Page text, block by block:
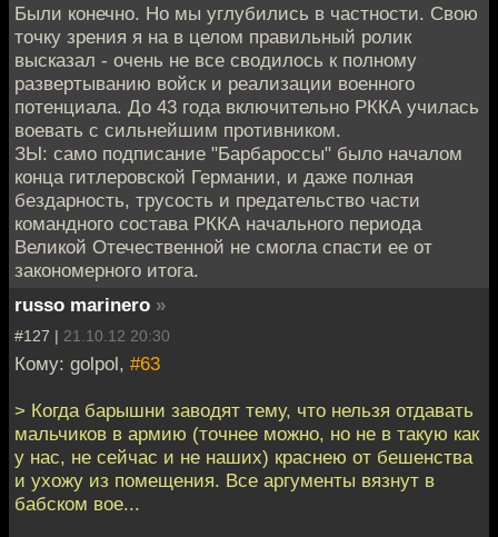
Были конечно. Но мы углубились в частности. Свою
точку зрения я на в целом правильный ролик
высказал - очень не все сводилось к полному
развертыванию войск и реализации военного
потенциала. До 43 года включительно РККА училась
воевать с сильнейшим противником.
ЗЫ: само подписание "Барбароссы" было началом
конца гитлеровской Германии, и даже полная
бездарность, трусость и предательство части
командного состава РККА начального периода
Великой Отечественной не смогла спасти ее от
закономерного итога.
russo marinero »
#127 | 21.10.12 20:30
Кому: golpol, #63
> Когда барышни заводят тему, что нельзя отдавать
мальчиков в армию (точнее можно, но не в такую как
у нас, не сейчас и не наших) краснею от бешенства
и ухожу из помещения. Все аргументы вязнут в
бабском вое...